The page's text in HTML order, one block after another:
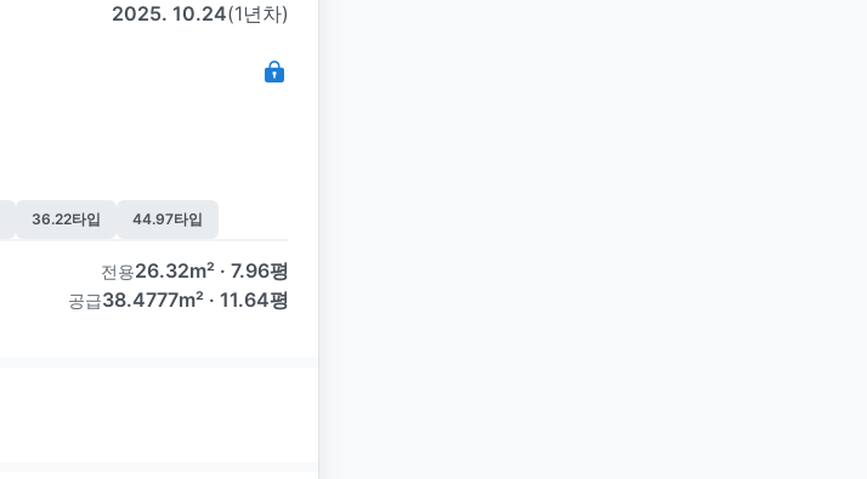
2025. 10.24(1년차)
36.22타입 44.97타입
전용26.32m² · 7.96평
공급38.4777m² · 11.64평